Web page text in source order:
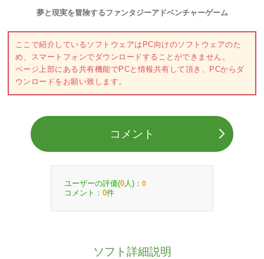
夢と現実を冒険するファンタジーアドベンチャーゲーム
ここで紹介しているソフトウェアはPC向けのソフトウェアのた
め、スマートフォンでダウンロードすることができません。
ページ上部にある共有機能でPCと情報共有して頂き、PCからダ
ウンロードをお願い致します。
コメント
ユーザーの評価(0 人)： 0
コメント： 0件
ソフト詳細説明